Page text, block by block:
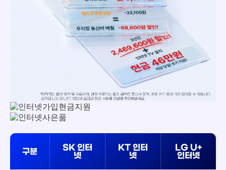
구분
SK 인터
넷
KT 인터
넷
LG U+
인터넷